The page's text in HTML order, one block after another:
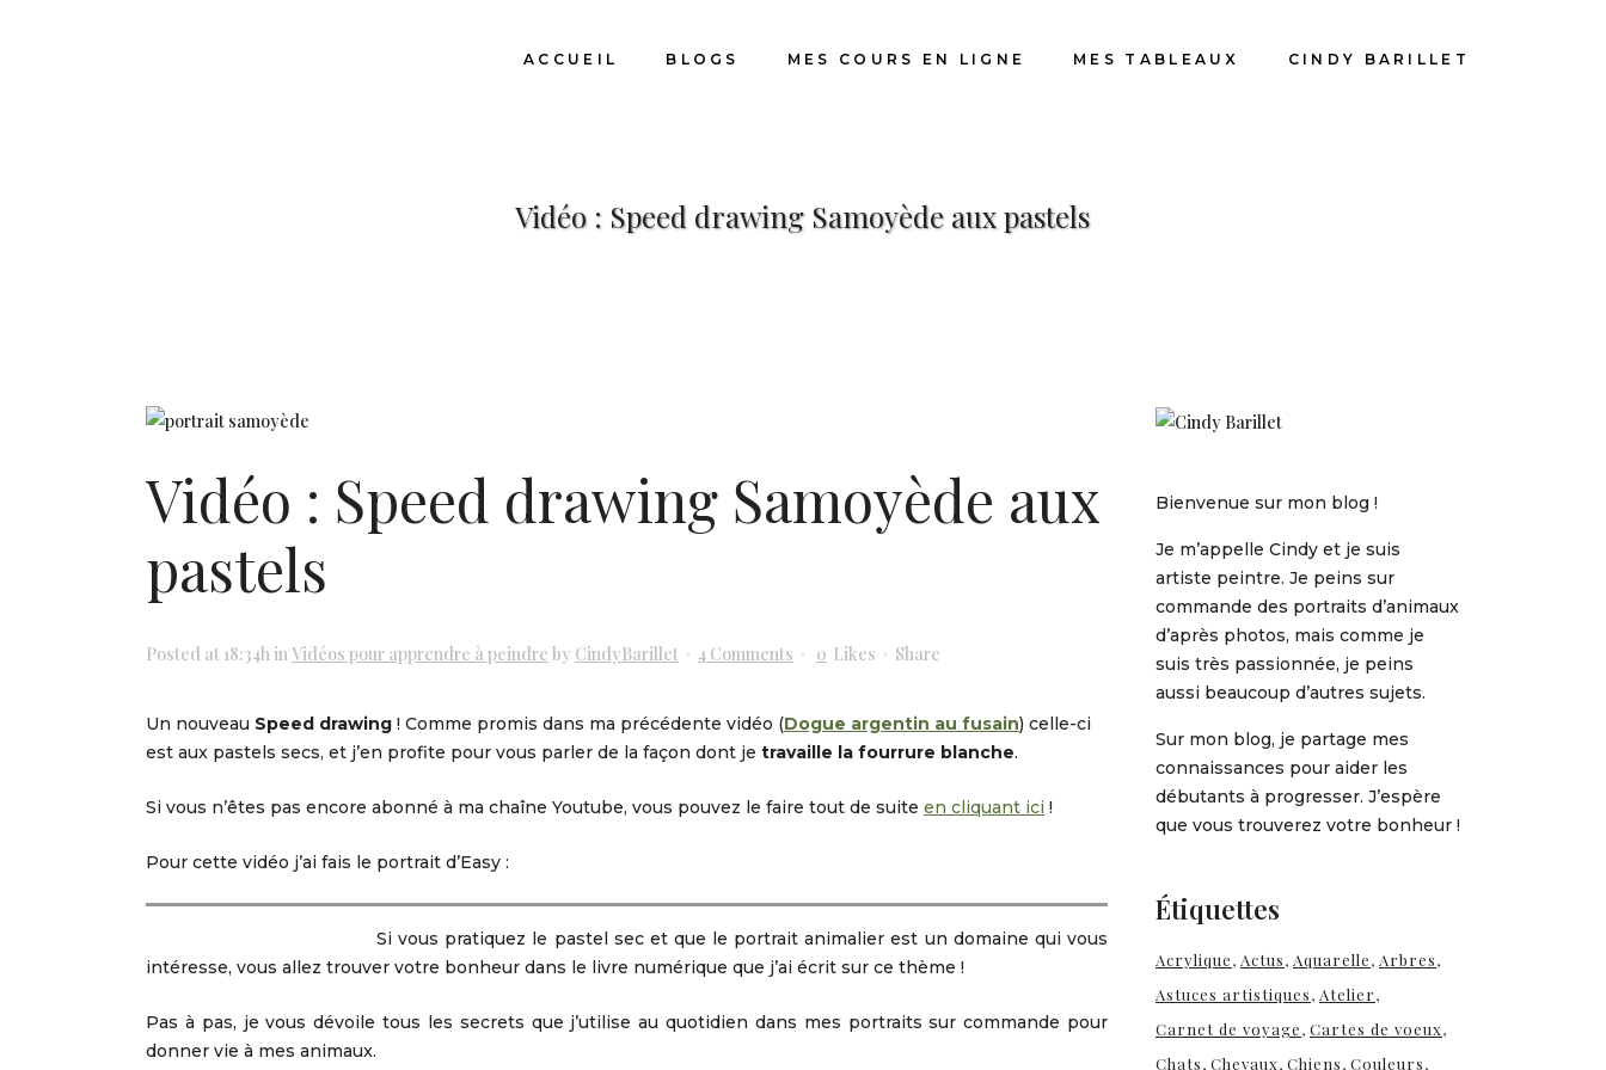
ACCUEIL BLOGS MES COURS EN LIGNE MES TABLEAUX CINDY BARILLET
Vidéo : Speed drawing Samoyède aux pastels
Vidéo : Speed drawing Samoyède aux
pastels
Posted at 18:34h in Vidéos pour apprendre à peindre by CindyBarillet 4 Comments 0 Likes Share
Un nouveau Speed drawing ! Comme promis dans ma précédente vidéo (Dogue argentin au fusain) celle-ci
est aux pastels secs, et j’en profite pour vous parler de la façon dont je travaille la fourrure blanche.
Si vous n’êtes pas encore abonné à ma chaîne Youtube, vous pouvez le faire tout de suite en cliquant ici !
Pour cette vidéo j’ai fais le portrait d’Easy :
Si vous pratiquez le pastel sec et que le portrait animalier est un domaine qui vous
intéresse, vous allez trouver votre bonheur dans le livre numérique que j’ai écrit sur ce thème !
Pas à pas, je vous dévoile tous les secrets que j’utilise au quotidien dans mes portraits sur commande pour
donner vie à mes animaux.
Bienvenue sur mon blog !
Je m’appelle Cindy et je suis
artiste peintre. Je peins sur
commande des portraits d’animaux
d’après photos, mais comme je
suis très passionnée, je peins
aussi beaucoup d’autres sujets.
Sur mon blog, je partage mes
connaissances pour aider les
débutants à progresser. J’espère
que vous trouverez votre bonheur !
Étiquettes
Acrylique Actus Aquarelle Arbres
Astuces artistiques Atelier
Carnet de voyage Cartes de voeux
Chats Chevaux Chiens Couleurs